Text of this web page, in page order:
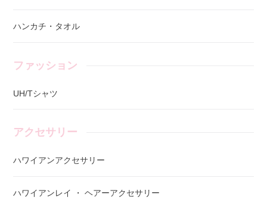
ハンカチ・タオル
ファッション
UH/Tシャツ
アクセサリー
ハワイアンアクセサリー
ハワイアンレイ ・ ヘアーアクセサリー